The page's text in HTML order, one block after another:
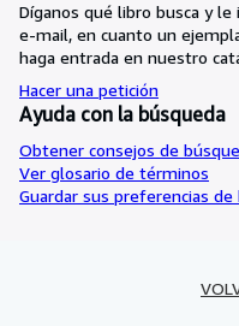
Díganos qué libro busca y
e-mail, en cuanto un
haga entrada en nuestro
Hacer una petición
Ayuda con la búsqueda
Obtener consejos de
Ver glosario de términos
Guardar sus preferencias de